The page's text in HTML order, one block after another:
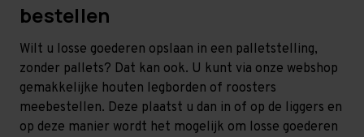
bestellen
Wilt u losse goederen opslaan in een palletstelling,
zonder pallets? Dat kan ook. U kunt via onze webshop
gemakkelijke houten legborden of roosters
meebestellen. Deze plaatst u dan in of op de liggers en
op deze manier wordt het mogelijk om losse goederen